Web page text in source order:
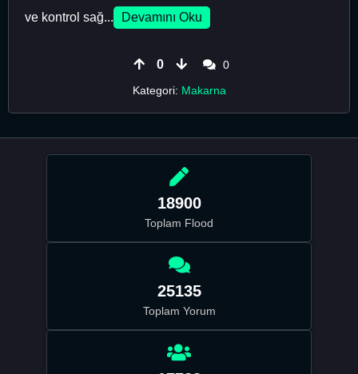
ve kontrol sağ...
Devamını Oku
0
0
Kategori: Makarna
18900
Toplam Flood
25135
Toplam Yorum